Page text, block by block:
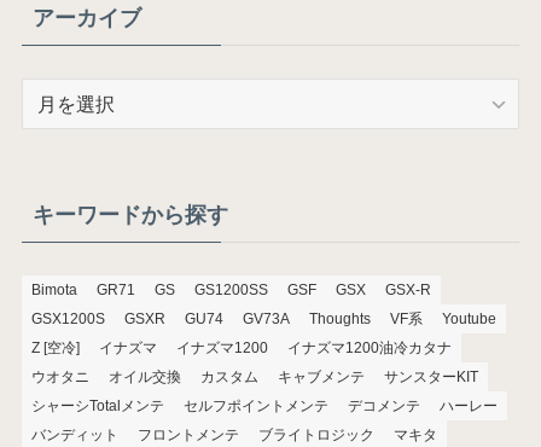
アーカイブ
ブキーワードから探す
Bimota GR71 GS GS1200SS GSF GSX
GSX-R
GSX1200S
GSXR GU74 GV73A Thoughts VF系
Youtube
Z [空冷]
イナズマ イナズマ1200
イナズマ1200油冷カタナ
ウオタニ
オイル交換 カスタム キャブメンテ
サンスターKIT
シャーシTotalメンテ
セルフポイントメンテ デコメンテ
ハーレー
バンディット
フロントメンテ ブライトロジック マキタ